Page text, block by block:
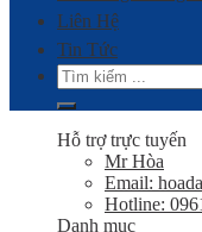
Liên Hệ
Tin Tức
Hỗ trợ trực tuyến
Mr Hòa
Email:
Hotline:
Danh mục